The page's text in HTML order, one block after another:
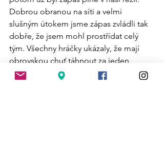
Dobrou obranou na síti a velmi
slušným útokem jsme zápas zvládli tak
dobře, že jsem mohl prostřídat celý
tým. Všechny hráčky ukázaly, že mají
obrovskou chuť táhnout za jeden
provaz a zápas dotáhly do vítězného